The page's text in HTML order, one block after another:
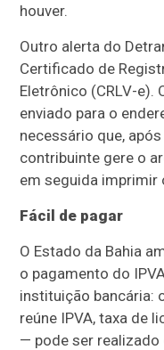
houver.
Outro alerta do
Certificado de
Eletrônico (CRLV-e).
enviado para o
necessário que,
contribuinte gere o
em seguida imprimir
Fácil de pagar
O Estado da Bahia
o pagamento do
instituição bancária:
reúne IPVA, taxa de
— pode ser